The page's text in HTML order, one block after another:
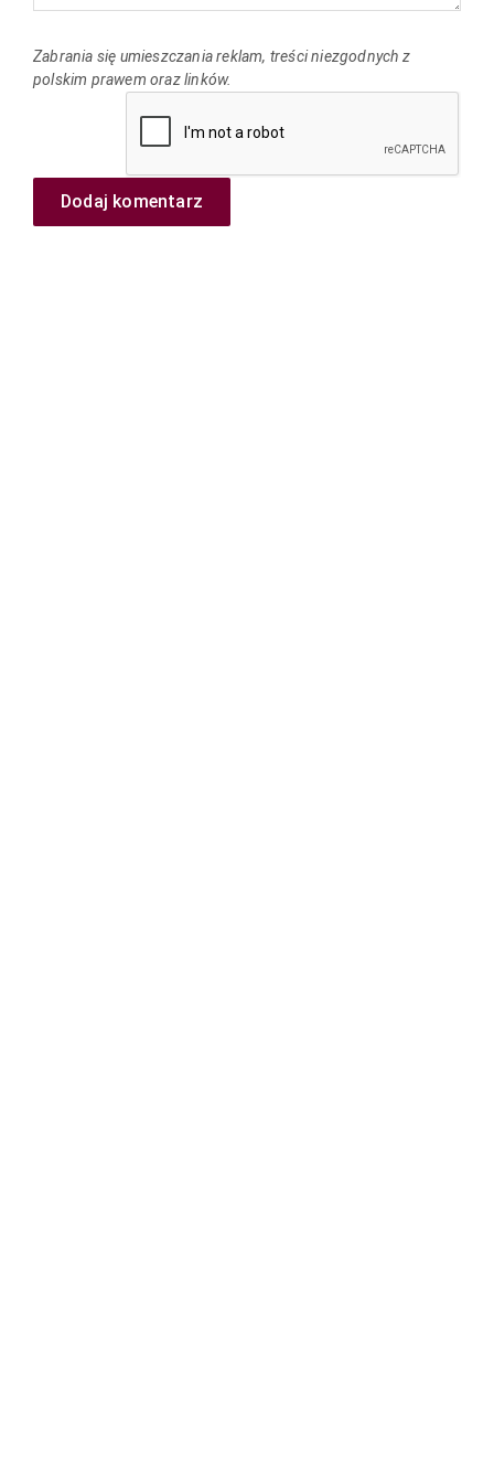
Zabrania się umieszczania reklam, treści niezgodnych z
polskim prawem oraz linków.
Dodaj komentarz